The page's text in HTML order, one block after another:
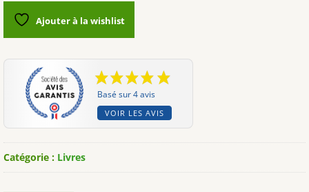
Ajouter à la wishlist
Basé sur 4 avis
VOIR LES AVIS
Catégorie : Livres